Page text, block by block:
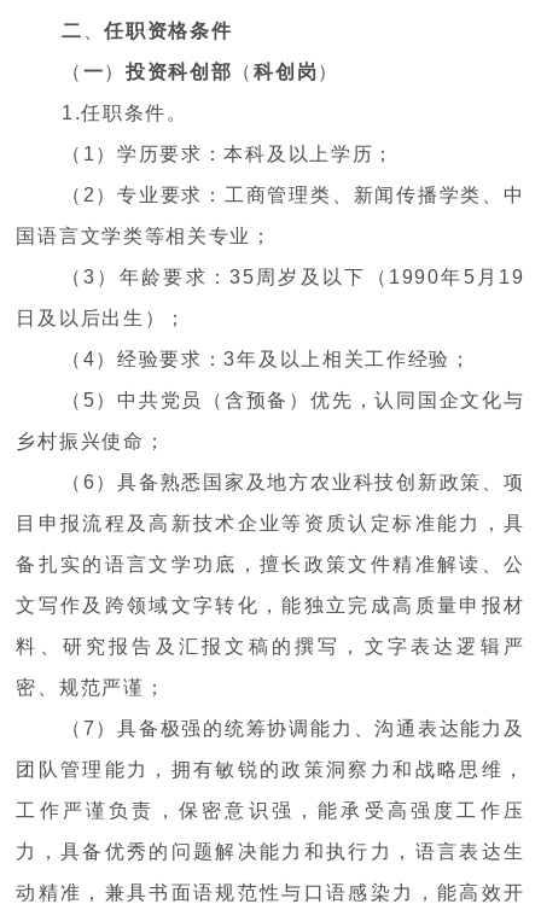
二 、任职资格条件
（ 一） 投资科创部 （科创岗）
1.任职条件。
（1）学历要求：本科及以上学历；
（2）专业要求：工商管理类、新闻传播学类、中
国语言文学类等相关专业；
（3）年龄要求：35周岁及以下（1990年5月19
日及以后出生）；
（4）经验要求：3年及以上相关工作经验；
（5）中共党员（含预备）优先，认同国企文化与
乡村振兴使命；
（6）具备熟悉国家及地方农业科技创新政策、项
目申报流程及高新技术企业等资质认定标准能力，具
备扎实的语言文学功底，擅长政策文件精准解读、公
文写作及跨领域文字转化，能独立完成高质量申报材
料、研究报告及汇报文稿的撰写，文字表达逻辑严
密、规范严谨；
（7）具备极强的统筹协调能力、沟通表达能力及
团队管理能力，拥有敏锐的政策洞察力和战略思维，
工作严谨负责，保密意识强，能承受高强度工作压
力，具备优秀的问题解决能力和执行力，语言表达生
动精准，兼具书面语规范性与口语感染力，能高效开